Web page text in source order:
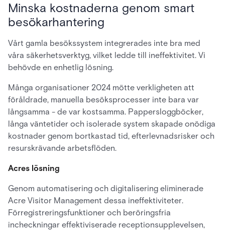
Minska kostnaderna genom smart
besökarhantering
Vårt gamla besökssystem integrerades inte bra med
våra säkerhetsverktyg, vilket ledde till ineffektivitet. Vi
behövde en enhetlig lösning.
Många organisationer 2024 mötte verkligheten att
föråldrade, manuella besöksprocesser inte bara var
långsamma - de var kostsamma. Pappersloggböcker,
långa väntetider och isolerade system skapade onödiga
kostnader genom bortkastad tid, efterlevnadsrisker och
resurskrävande arbetsflöden.
Acres lösning
Genom automatisering och digitalisering eliminerade
Acre Visitor Management dessa ineffektiviteter.
Förregistreringsfunktioner och beröringsfria
incheckningar effektiviserade receptionsupplevelsen,